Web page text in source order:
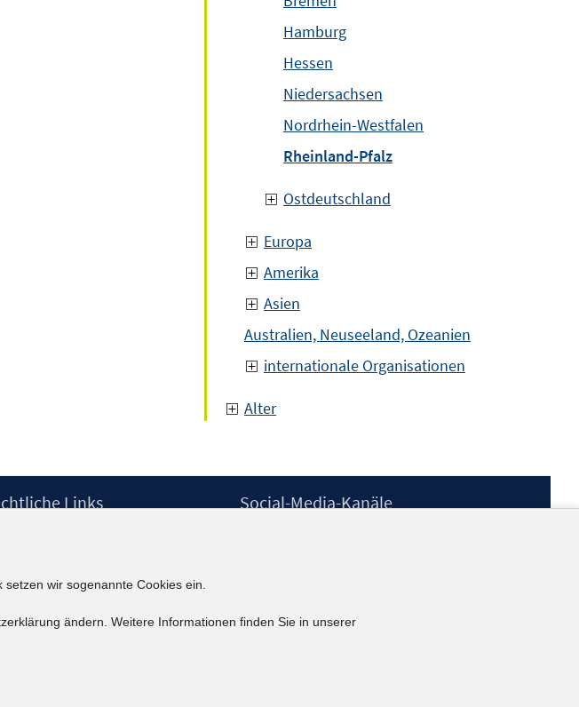
Hamburg
Hessen
Niedersachsen
Nordrhein-Westfalen
Rheinland-Pfalz
Ostdeutschland
Europa
Amerika
Asien
Australien, Neuseeland, Ozeanien
internationale Organisationen
Alter
Links
zur Barrierefreiheit
Social-Media-Kanäle
kununu
wir sogenannte Cookies ein.
ändern. Weitere Informationen finden Sie in unserer